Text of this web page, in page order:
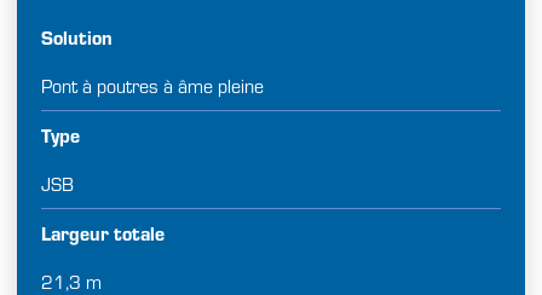
Solution
Pont à poutres à âme pleine
Type
JSB
Largeur totale
21,3 m